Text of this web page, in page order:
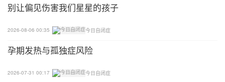
也可以带上他学习过的卡片，在大背景下去配对，去
辨别他已经初步了解的事物，慢慢养成孩子关注周围
别让偏见伤害我们星星的孩子
2026-08-06 00:35 今日自闭症
孕期发热与孤独症风险
2026-07-31 00:17 今日自闭症